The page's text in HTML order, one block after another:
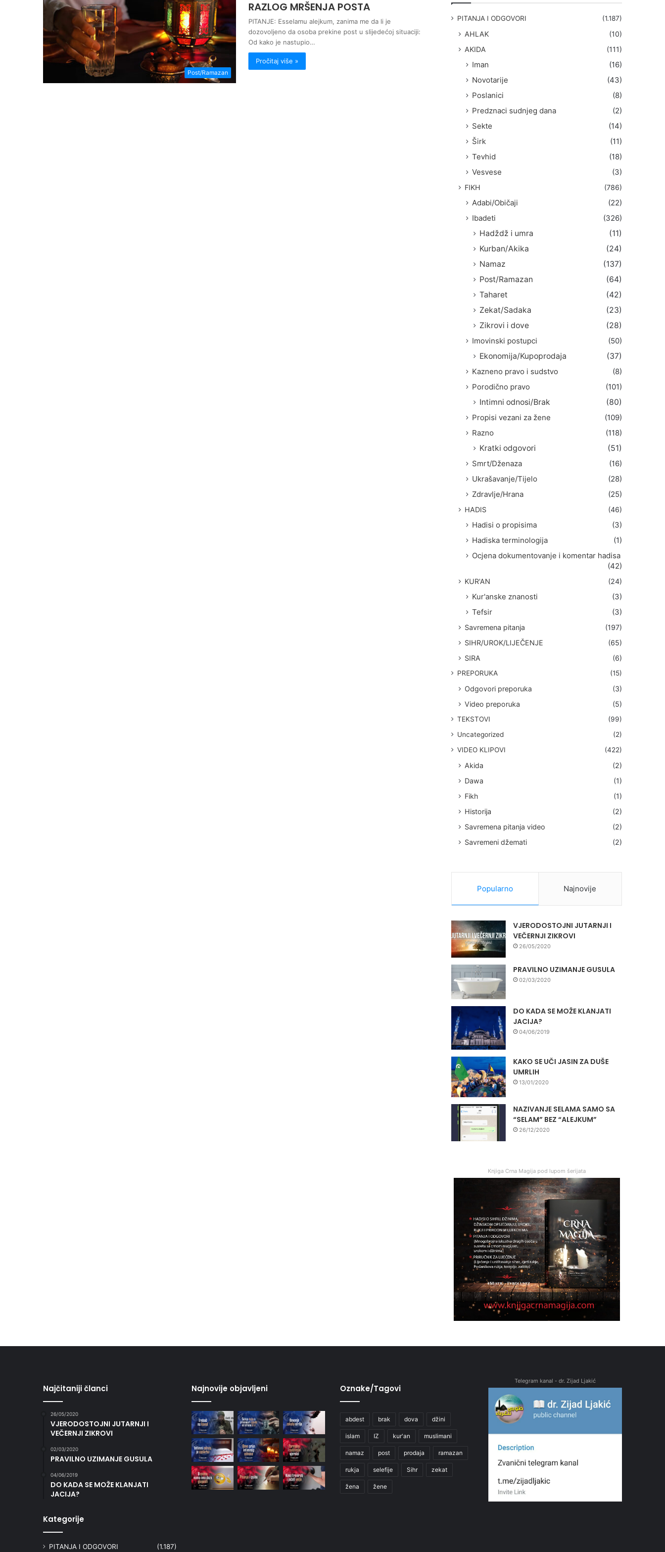
Post/Ramazan
RAZLOG MRŠENJA POSTA
PITANJE: Esselamu alejkum, zanima me da li je
dozovoljeno da osoba prekine post u slijedećoj situaciji:
Od kako je nastupio…
Pročitaj više »
PITANJA I ODGOVORI (1.187)
AHLAK
(10)
AKIDA
(111)
Iman
(16)
Novotarije
(43)
Poslanici
(8)
Predznaci sudnjeg dana
(2)
Sekte
(14)
Širk
(11)
Tevhid
(18)
Vesvese
(3)
FIKH (786)
Adabi/Običaji
(22)
Ibadeti
(326)
Hadždž i umra
(11)
Kurban/Akika
(24)
Namaz
(137)
Post/Ramazan
(64)
Taharet
(42)
Zekat/Sadaka
(23)
Zikrovi i dove
(28)
Imovinski postupci
(50)
Ekonomija/Kupoprodaja
(37)
Kazneno pravo i sudstvo
(8)
Porodično pravo
(101)
Intimni odnosi/Brak
(80)
Propisi vezani za žene
(109)
Razno
(118)
Kratki odgovori
(51)
Smrt/Dženaza
(16)
Ukrašavanje/Tijelo
(28)
Zdravlje/Hrana
(25)
HADIS (46)
Hadisi o propisima
(3)
Hadiska terminologija
(1)
Ocjena dokumentovanje i komentar hadisa
(42)
KUR'AN (24)
Kur'anske znanosti
(3)
Tefsir
(3)
Savremena pitanja
(197)
SIHR/UROK/LIJEČENJE
(65)
SIRA
(6)
PREPORUKA (15)
Odgovori preporuka
(3)
Video preporuka
(5)
TEKSTOVI
(99)
Uncategorized
(2)
VIDEO KLIPOVI
(422)
Akida
(2)
Dawa
(1)
Fikh
(1)
Historija
(2)
Savremena pitanja video
(2)
Savremeni džemati
(2)
Popularno Najnovije
VJERODOSTOJNI JUTARNJI I
VEČERNJI ZIKROVI
26/05/2020
PRAVILNO UZIMANJE GUSULA
02/03/2020
DO KADA SE MOŽE KLANJATI
JACIJA?
04/06/2019
KAKO SE UČI JASIN ZA DUŠE
UMRLIH
13/01/2020
NAZIVANJE SELAMA SAMO SA
“SELAM” BEZ “ALEJKUM”
26/12/2020
Knjiga Crna Magija pod lupom šerijata
Najčitaniji članci
26/05/2020
VJERODOSTOJNI JUTARNJI I
VEČERNJI ZIKROVI
02/03/2020
PRAVILNO UZIMANJE GUSULA
04/06/2019
DO KADA SE MOŽE KLANJATI
JACIJA?
Kategorije
PITANJA I ODGOVORI (1.187)
Najnovije objavljeni Oznake/Tagovi
abdest brak dova džini
islam IZ kur'an muslimani
namaz post prodaja ramazan
rukja selefije Sihr zekat
žena žene
Telegram kanal - dr. Zijad Ljakić